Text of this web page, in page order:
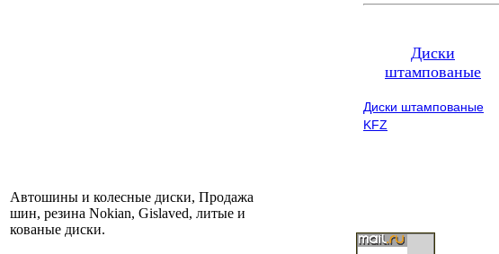
Диски
штампованые
Диски штампованые
KFZ
Автошины и колесные диски, Продажа
шин, резина Nokian, Gislaved, литые и
кованые диски.